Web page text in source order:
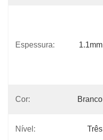
Espessura: 1.1mm
Cor: Branco
Nível: Três